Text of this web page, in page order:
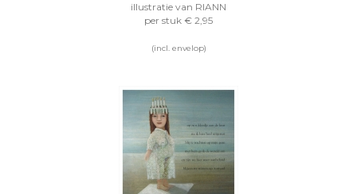
illustratie van RIANN
per stuk € 2,95
(incl. envelop)